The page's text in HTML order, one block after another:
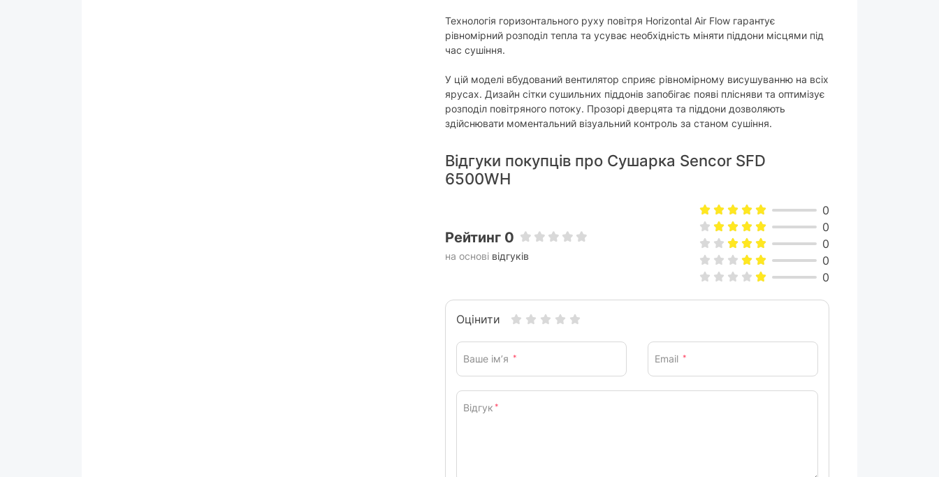
Технологія горизонтального руху повітря Horizontal Air Flow гарантує
рівномірний розподіл тепла та усуває необхідність міняти піддони місцями під
час сушіння.
У цій моделі вбудований вентилятор сприяє рівномірному висушуванню на всіх
ярусах. Дизайн сітки сушильних піддонів запобігає появі плісняви та оптимізує
розподіл повітряного потоку. Прозорі дверцята та піддони дозволяють
здійснювати моментальний візуальний контроль за станом сушіння.
Відгуки покупців про Сушарка Sencor SFD
6500WH
Рейтинг 0
на основі відгуків
0
0
0
0
0
Оцінити
Ваше ім’я * Email *
Відгук *